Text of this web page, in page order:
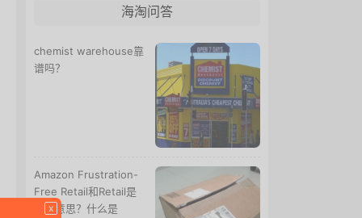
x
海淘问答
chemist warehouse靠
谱吗？
Amazon Frustration-
Free Retail和Retail是
什么意思？什么是